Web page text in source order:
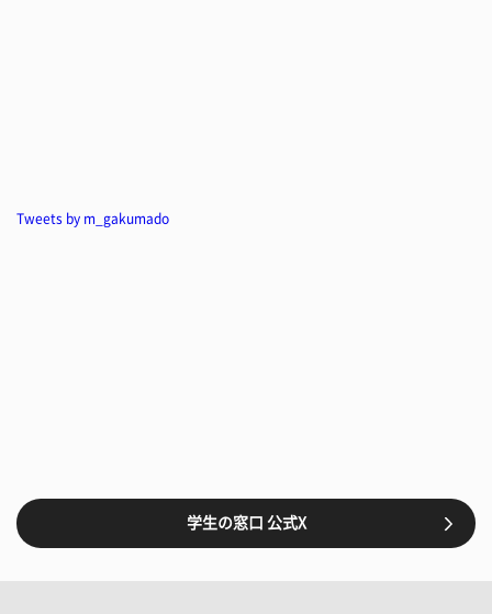
Tweets by m_gakumado
学生の窓口 公式X